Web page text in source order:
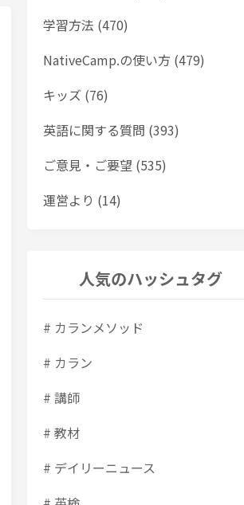
学習方法 (470)
NativeCamp.の使い方 (479)
キッズ (76)
英語に関する質問 (393)
ご意見・ご要望 (535)
運営より (14)
人気のハッシュタグ
# カランメソッド
# カラン
# 講師
# 教材
# デイリーニュース